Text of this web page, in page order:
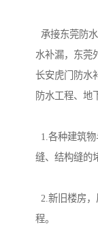
承接东莞防
水补漏，东莞
长安虎门防水
防水工程、地
1.各种建筑
缝、结构缝的
2.新旧楼房
程。